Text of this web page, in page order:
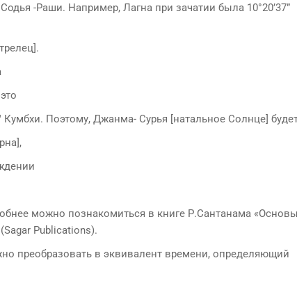
-Раши. Например, Лагна при зачатии была 10°20’37”
Кумбхи. Поэтому, Джанма- Сурья [натальное Солнце]
можно познакомиться в книге Р.Сантанама «Основы
Publications).
преобразовать в эквивалент времени, определяющий